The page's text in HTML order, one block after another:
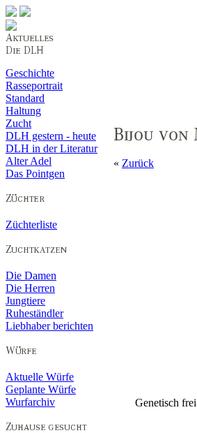
Geschichte
Rasseportrait
Standard
Haltung
Zucht
DLH gestern - heute
DLH in der Literatur
Alter Adel
Das Pointgen
Züchterliste
Die Damen
Die Herren
Jungtiere
Ruheständler
Liebhaber berichten
Aktuelle Würfe
Geplante Würfe
Wurfarchiv
« Zurück
Genetisch